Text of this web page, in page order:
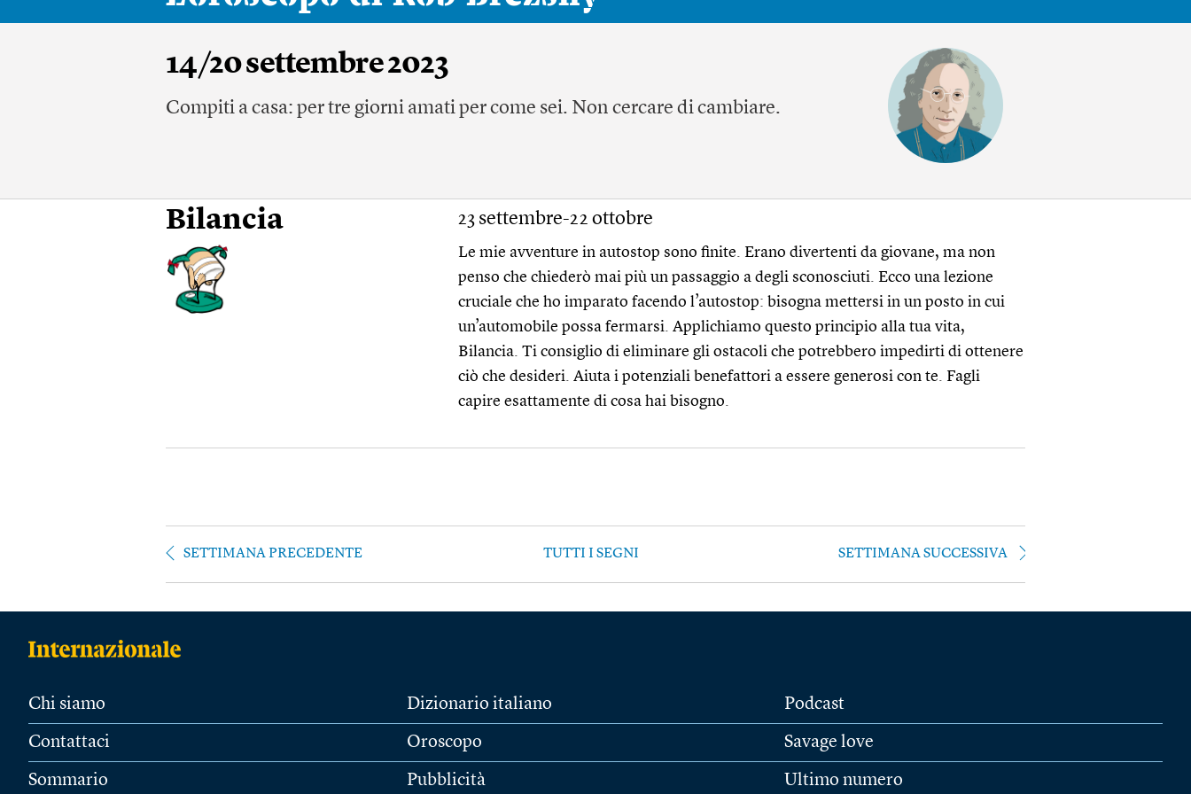
14/20 settembre 2023
Compiti a casa: per tre giorni amati per come sei. Non cercare di cambiare.
Bilancia 23 settembre-22 ottobre
Le mie avventure in autostop sono finite. Erano divertenti da giovane, ma non
penso che chiederò mai più un passaggio a degli sconosciuti. Ecco una lezione
cruciale che ho imparato facendo l’autostop: bisogna mettersi in un posto in cui
un’automobile possa fermarsi. Applichiamo questo principio alla tua vita,
Bilancia. Ti consiglio di eliminare gli ostacoli che potrebbero impedirti di ottenere
ciò che desideri. Aiuta i potenziali benefattori a essere generosi con te. Fagli
capire esattamente di cosa hai bisogno.
SETTIMANA PRECEDENTE TUTTI I SEGNI SETTIMANA SUCCESSIVA
Chi siamo
Contattaci
Sommario
Dizionario italiano
Oroscopo
Pubblicità
Podcast
Savage love
Ultimo numero